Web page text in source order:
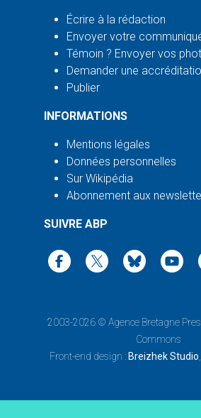
Écrire à la rédaction
Envoyer votre
Témoin ? Envoyer vos
Demander une
Publier
INFORMATIONS
Mentions légales
Données personnelles
Sur Wikipédia
Abonnement aux
SUIVRE ABP
2003-2026 © Agence Bretagne
Commons
Front-end design : Breizhek Studio